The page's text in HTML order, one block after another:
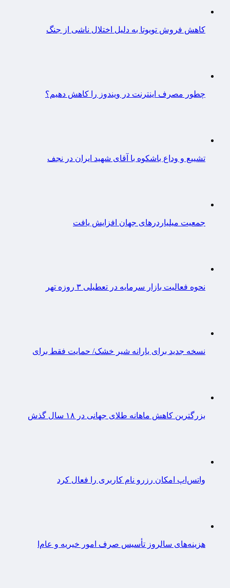
کاهش فروش تویوتا به دلیل اختلال ناشی از جنگ
چطور مصرف اینترنت در ویندوز را کاهش دهیم؟
تشییع و وداع باشکوه با آقای شهید ایران در نجف
جمعیت میلیاردرهای جهان افزایش یافت
نحوه فعالیت بازار سرمایه در تعطیلی ۳ روزه تهر
نسخه جدید برای یارانه شیر خشک/ حمایت فقط برای
بزرگترین کاهش ماهانه طلای جهانی در ۱۸ سال گذش
واتس‌اپ امکان رزرو نام کاربری را فعال کرد
هزینه‌های سالروز تأسیس صرف امور خیریه و عام‌ا